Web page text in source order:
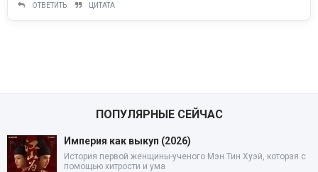
ОТВЕТИТЬ ЦИТАТА
ПОПУЛЯРНЫЕ СЕЙЧАС
Империя как выкуп (2026)
История первой женщины-ученого Мэн Тин Хуэй, которая с
помощью хитрости и ума